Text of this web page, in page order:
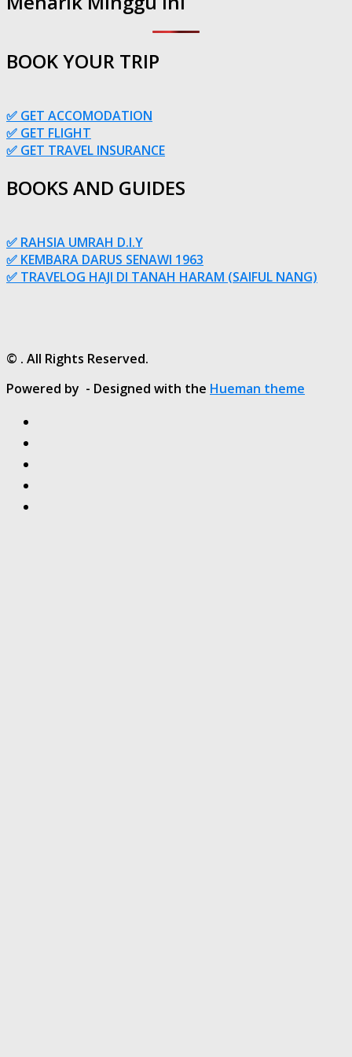
BOOK YOUR TRIP
✅ GET ACCOMODATION
✅ GET FLIGHT
✅ GET TRAVEL INSURANCE
BOOKS AND GUIDES
✅ RAHSIA UMRAH D.I.Y
✅ KEMBARA DARUS SENAWI 1963
✅ TRAVELOG HAJI DI TANAH HARAM (SAIFUL NANG)
© . All Rights Reserved.
Powered by - Designed with the Hueman theme